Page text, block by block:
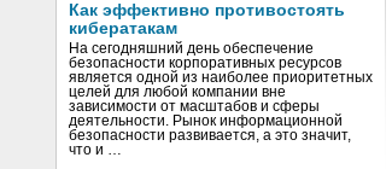
Как эффективно противостоять
кибератакам
На сегодняшний день обеспечение
безопасности корпоративных ресурсов
является одной из наиболее приоритетных
целей для любой компании вне
зависимости от масштабов и сферы
деятельности. Рынок информационной
безопасности развивается, а это значит,
что и …